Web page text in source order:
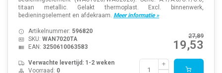
titaan metallic. Gelakt thermoplast. Excl. binnenwerk,
bedieningselement en afdekraam. Meer informatie »
27,89
19,53
Artikelnummer: 596820
SKU: WAN7020TA
EAN: 3250610063583
Verwachte levertijd: 1-2 weken
Voorraad: 0